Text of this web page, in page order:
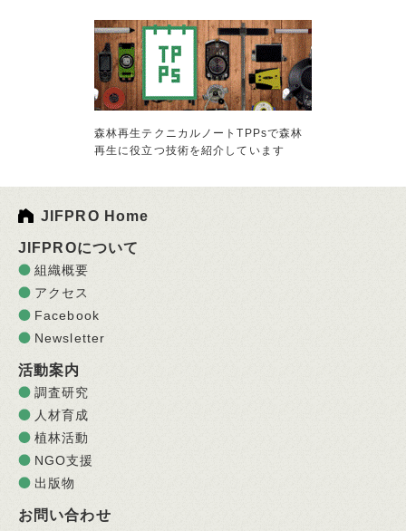
森林再生テクニカルノートTPPsで森林
再生に役立つ技術を紹介しています
JIFPRO Home
JIFPROについて
組織概要
アクセス
Facebook
Newsletter
活動案内
調査研究
人材育成
植林活動
NGO支援
出版物
お問い合わせ